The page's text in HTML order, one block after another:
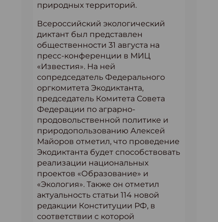
природных территорий.
Всероссийский экологический
диктант был представлен
общественности 31 августа на
пресс-конференции в МИЦ
«Известия». На ней
сопредседатель Федерального
оргкомитета Экодиктанта,
председатель Комитета Совета
Федерации по аграрно-
продовольственной политике и
природопользованию Алексей
Майоров отметил, что проведение
Экодиктанта будет способствовать
реализации национальных
проектов «Образование» и
«Экология». Также он отметил
актуальность статьи 114 новой
редакции Конституции РФ, в
соответствии с которой